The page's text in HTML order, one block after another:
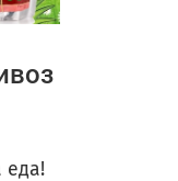
еда!